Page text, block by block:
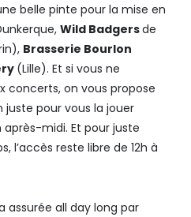
belle pinte pour la mise en
Wild Badgersde
Brasserie Bourlon
(Lille). Et si vous ne
concerts, on vous propose
pour vous la jouer
midi. Et pour juste
l’accès reste libre de 12h à
assurée all day long par